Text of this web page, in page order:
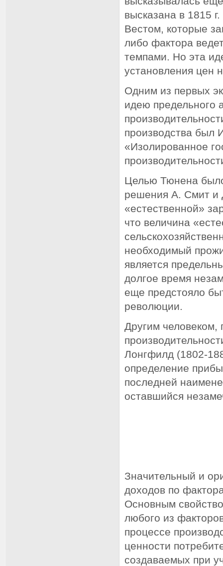
высказана в 1815
Вестом, которые
либо фактора
темпами. Но эта
установления цен
Одним из первых
идею предельного
производства был
«Изолированное
Целью Тюнена
решения А. Смит и
«естественной»
что величина
необходимый
является
долгое время
еще предстояло
революции.
Другим человеком,
Лонгфилд (1802-
определение
последней
оставшийся
Значительный и
доходов по
Основным
любого из
процессе
ценности
создаваемых при